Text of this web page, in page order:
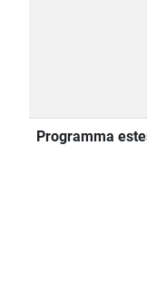
Programma